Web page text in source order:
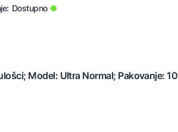
Dostupno
Model: Ultra Normal; Pakovanje: 10